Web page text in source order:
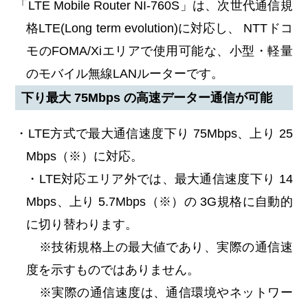
「LTE Mobile Router NI-760S」は、次世代通信規
格LTE(Long term evolution)に対応し、 NTTドコ
モのFOMA/Xiエリアで使用可能な、小型・軽量
のモバイル無線LANルーターです。
下り最大 75Mbps の高速データー通信が可能
・LTE方式で最大通信速度下り 75Mbps、上り 25
Mbps（※）に対応。
・LTE対応エリア外では、最大通信速度下り 14
Mbps、上り 5.7Mbps（※）の 3G規格に自動的
に切り替わります。
※技術規格上の最大値であり、実際の通信速
度を示すものではありません。
※実際の通信速度は、通信環境やネットワー